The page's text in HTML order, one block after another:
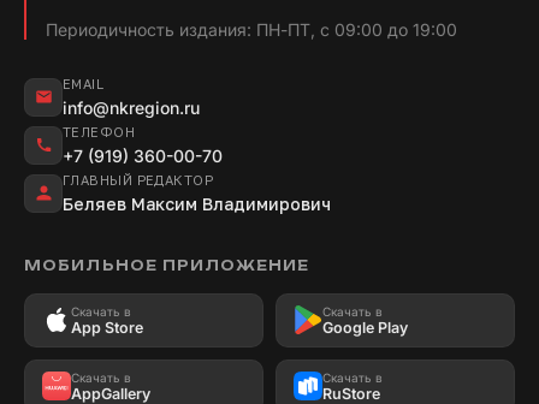
Периодичность издания: ПН-ПТ, с 09:00 до 19:00
EMAIL
info@nkregion.ru
ТЕЛЕФОН
+7 (919) 360-00-70
ГЛАВНЫЙ РЕДАКТОР
Беляев Максим Владимирович
МОБИЛЬНОЕ ПРИЛОЖЕНИЕ
Скачать в
App Store
Скачать в
Google Play
Скачать в
AppGallery
Скачать в
RuStore